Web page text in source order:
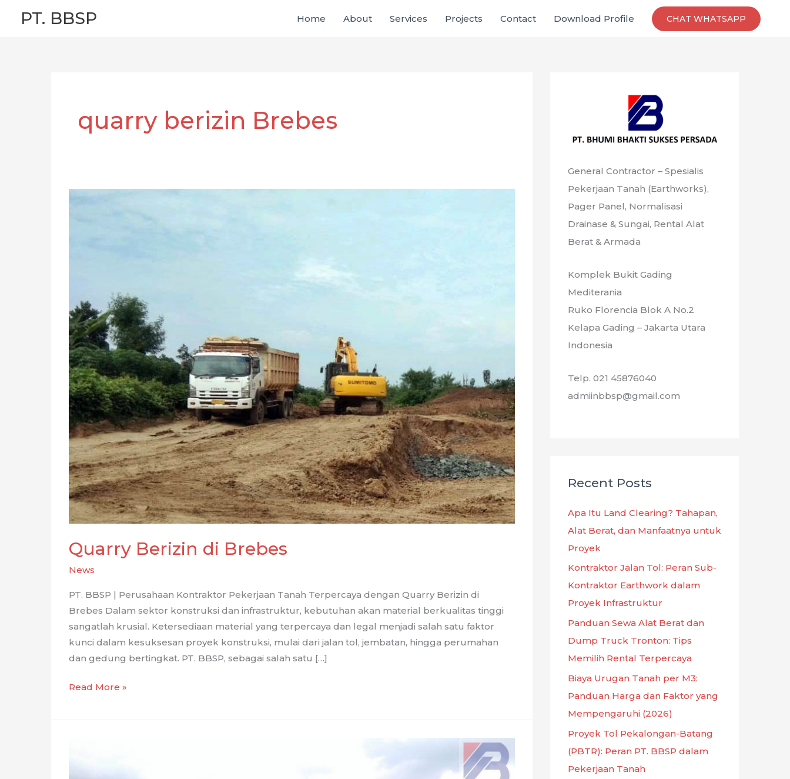
PT. BBSP Home About Services Projects Contact Download Profile CHAT WHATSAPP
quarry berizin Brebes
Quarry Berizin di Brebes
News
PT. BBSP | Perusahaan Kontraktor Pekerjaan Tanah Terpercaya dengan Quarry Berizin di
Brebes Dalam sektor konstruksi dan infrastruktur, kebutuhan akan material berkualitas tinggi
sangatlah krusial. Ketersediaan material yang terpercaya dan legal menjadi salah satu faktor
kunci dalam kesuksesan proyek konstruksi, mulai dari jalan tol, jembatan, hingga perumahan
dan gedung bertingkat. PT. BBSP, sebagai salah satu […]
Quarry
Read More »
General Contractor – Spesialis
Pekerjaan Tanah (Earthworks),
Pager Panel, Normalisasi
Drainase & Sungai, Rental Alat
Berat & Armada
Komplek Bukit Gading
Mediterania
Ruko Florencia Blok A No.2
Kelapa Gading – Jakarta Utara
Indonesia
Telp. 021 45876040
admiinbbsp@gmail.com
Recent Posts
Apa Itu Land Clearing? Tahapan,
Alat Berat, dan Manfaatnya untuk
Proyek
Kontraktor Jalan Tol: Peran Sub-
Kontraktor Earthwork dalam
Proyek Infrastruktur
Panduan Sewa Alat Berat dan
Dump Truck Tronton: Tips
Memilih Rental Terpercaya
Biaya Urugan Tanah per M3:
Panduan Harga dan Faktor yang
Mempengaruhi (2026)
Proyek Tol Pekalongan-Batang
(PBTR): Peran PT. BBSP dalam
Pekerjaan Tanah